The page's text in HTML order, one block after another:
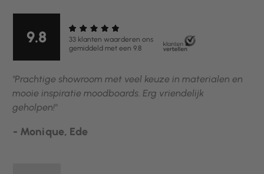
9.8
33 klanten waarderen ons
gemiddeld met een 9.8
"Prachtige showroom met veel keuze in materialen en
mooie inspiratie moodboards. Erg vriendelijk
geholpen!"
- Monique, Ede